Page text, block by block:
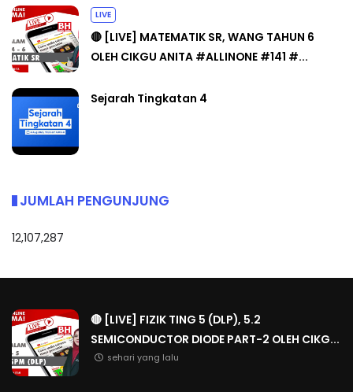
LIVE
🔴 [LIVE] MATEMATIK SR, WANG TAHUN 6
OLEH CIKGU ANITA #ALLINONE #141 #...
Sejarah Tingkatan 4
JUMLAH PENGUNJUNG
12,107,287
🔴 [LIVE] FIZIK TING 5 (DLP), 5.2
SEMICONDUCTOR DIODE PART-2 OLEH CIKG...
sehari yang lalu